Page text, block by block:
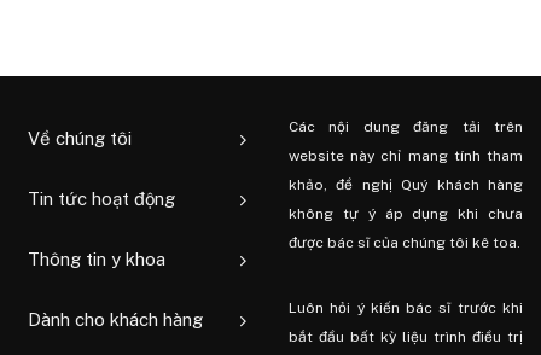
Về chúng tôi
Tin tức hoạt động
Thông tin y khoa
Dành cho khách hàng
Các nội dung đăng tải trên
website này chỉ mang tính tham
khảo, đề nghị Quý khách hàng
không tự ý áp dụng khi chưa
được bác sĩ của chúng tôi kê toa.
Luôn hỏi ý kiến ​​bác sĩ trước khi
bắt đầu bất kỳ liệu trình điều trị